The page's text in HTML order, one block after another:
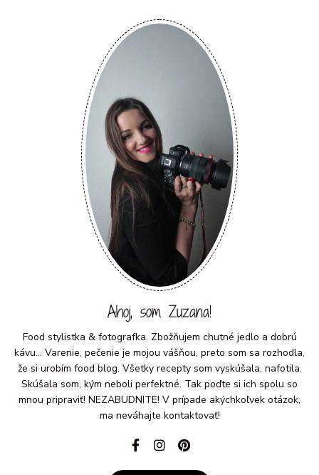
Ahoj, som Zuzana!
Food stylistka & fotografka. Zbožňujem chutné jedlo a dobrú
kávu... Varenie, pečenie je mojou vášňou, preto som sa rozhodla,
že si urobím food blog. Všetky recepty som vyskúšala, nafotila.
Skúšala som, kým neboli perfektné. Tak poďte si ich spolu so
mnou pripraviť! NEZABUDNITE! V prípade akýchkoľvek otázok,
ma neváhajte kontaktovať!